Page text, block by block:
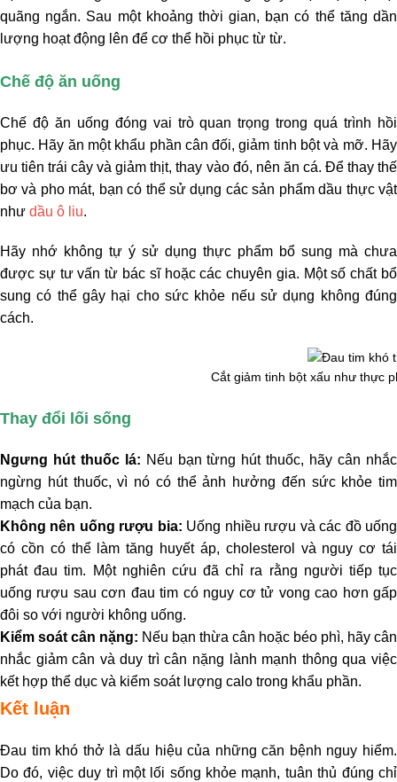
quãng ngắn. Sau một khoảng thời gian, bạn có thể tăng dần
lượng hoạt động lên để cơ thể hồi phục từ từ.
Chế độ ăn uống
Chế độ ăn uống đóng vai trò quan trọng trong quá trình hồi
phục. Hãy ăn một khẩu phần cân đối, giảm tinh bột và mỡ. Hãy
ưu tiên trái cây và giảm thịt, thay vào đó, nên ăn cá. Để thay thế
bơ và pho mát, bạn có thể sử dụng các sản phẩm dầu thực vật
như dầu ô liu.
Hãy nhớ không tự ý sử dụng thực phẩm bổ sung mà chưa
được sự tư vấn từ bác sĩ hoặc các chuyên gia. Một số chất bổ
sung có thể gây hại cho sức khỏe nếu sử dụng không đúng
cách.
Cắt giảm tinh bột xấu như thực
Thay đổi lối sống
Ngưng hút thuốc lá: Nếu bạn từng hút thuốc, hãy cân nhắc
ngừng hút thuốc, vì nó có thể ảnh hưởng đến sức khỏe tim
mạch của bạn.
Không nên uống rượu bia: Uống nhiều rượu và các đồ uống
có cồn có thể làm tăng huyết áp, cholesterol và nguy cơ tái
phát đau tim. Một nghiên cứu đã chỉ ra rằng người tiếp tục
uống rượu sau cơn đau tim có nguy cơ tử vong cao hơn gấp
đôi so với người không uống.
Kiểm soát cân nặng: Nếu bạn thừa cân hoặc béo phì, hãy cân
nhắc giảm cân và duy trì cân nặng lành mạnh thông qua việc
kết hợp thể dục và kiểm soát lượng calo trong khẩu phần.
Kết luận
Đau tim khó thở là dấu hiệu của những căn bệnh nguy hiểm.
Do đó, việc duy trì một lối sống khỏe mạnh, tuân thủ đúng chỉ